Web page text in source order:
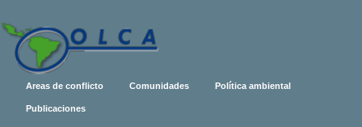
Areas de conflicto Comunidades Política ambiental
Publicaciones